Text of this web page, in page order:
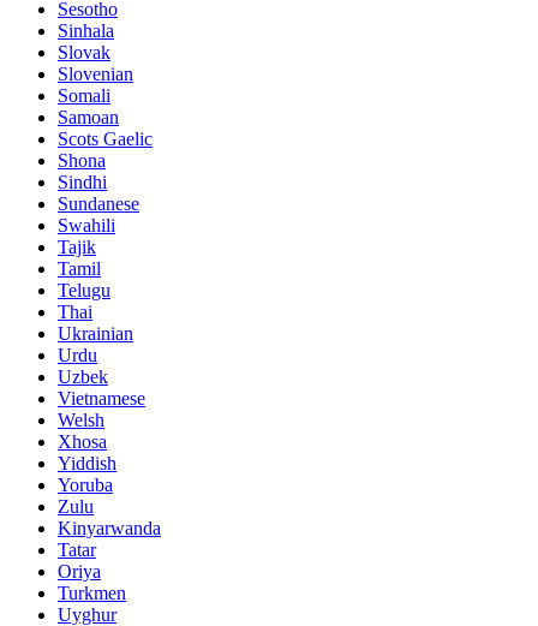
Sesotho
Sinhala
Slovak
Slovenian
Somali
Samoan
Scots Gaelic
Shona
Sindhi
Sundanese
Swahili
Tajik
Tamil
Telugu
Thai
Ukrainian
Urdu
Uzbek
Vietnamese
Welsh
Xhosa
Yiddish
Yoruba
Zulu
Kinyarwanda
Tatar
Oriya
Turkmen
Uyghur